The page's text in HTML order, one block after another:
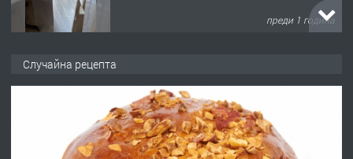
преди 1 година
преди 1 година
Случайна рецепта